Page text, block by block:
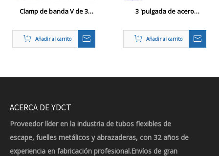
Clamp de banda V de 3
acero inoxidable: perfectos
para turbo, bajas, sistemas
de escape - 3 pulgadas
Añadir al carrito
3 'pulgada de acero
Vban Clamp con 2 salidas
turbo de brida
Añadir al carrito
ACERCA DE YDCT
Proveedor líder en la industria de tubos flexibles de
escape, fuelles metálicos y abrazaderas, con 32 años de
experiencia en fabricación profesional.Envíos de gran